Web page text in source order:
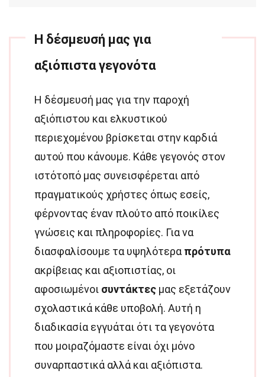
Η δέσμευσή μας για
αξιόπιστα γεγονότα
Η δέσμευσή μας για την παροχή
αξιόπιστου και ελκυστικού
περιεχομένου βρίσκεται στην καρδιά
αυτού που κάνουμε. Κάθε γεγονός στον
ιστότοπό μας συνεισφέρεται από
πραγματικούς χρήστες όπως εσείς,
φέρνοντας έναν πλούτο από ποικίλες
γνώσεις και πληροφορίες. Για να
διασφαλίσουμε τα υψηλότερα πρότυπα
ακρίβειας και αξιοπιστίας, οι
αφοσιωμένοι συντάκτες μας εξετάζουν
σχολαστικά κάθε υποβολή. Αυτή η
διαδικασία εγγυάται ότι τα γεγονότα
που μοιραζόμαστε είναι όχι μόνο
συναρπαστικά αλλά και αξιόπιστα.